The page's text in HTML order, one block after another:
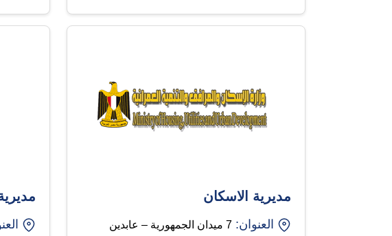
مديرية الاسكان
العنوان: 7 ميدان الجمهورية – عابدين